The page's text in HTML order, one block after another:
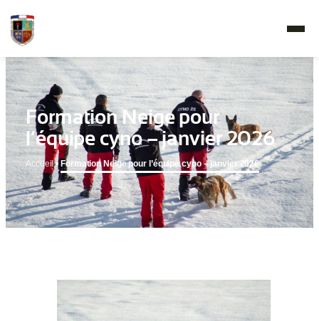
Formation Neige pour
l’équipe cyno – janvier 2026
Accueil• Formation Neige pour l’équipe cyno – janvier 2026